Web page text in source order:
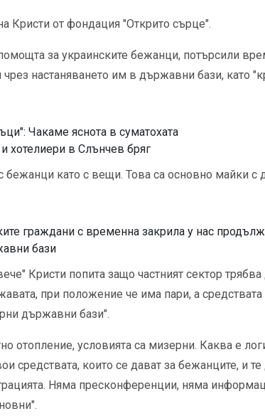
Кристи от фондация "Открито сърце".
за украинските бежанци, потърсили
настаняването им в държавни бази, като
Чакаме яснота в суматохата
хотелиери в Слънчев бряг
като с вещи. Това са основно майки с
граждани с временна закрила у нас
бази
Кристи попита защо частният сектор
при положение че има пари, а средствата
държавни бази".
отопление, условията са мизерни. Каква е
средствата, които се дават за бежанците, и те
Няма пресконференции, няма